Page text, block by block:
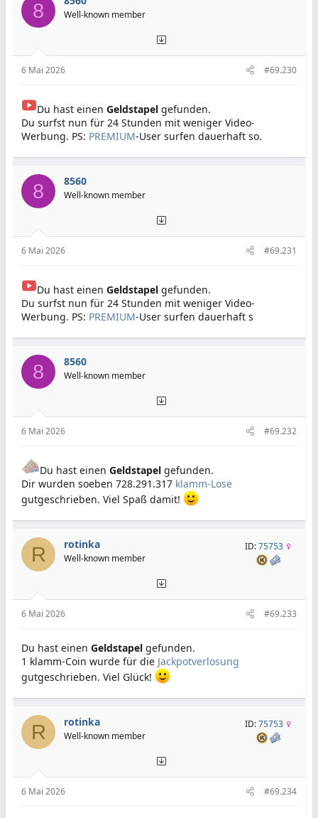
8 Well-known member
6 Mai 2026 #69.230
Du hast einen Geldstapel gefunden.
Du surfst nun für 24 Stunden mit weniger Video-
Werbung. PS: PREMIUM-User surfen dauerhaft so.
8 8560
Well-known member
6 Mai 2026 #69.231
Du hast einen Geldstapel gefunden.
Du surfst nun für 24 Stunden mit weniger Video-
Werbung. PS: PREMIUM-User surfen dauerhaft s
8 8560
Well-known member
6 Mai 2026 #69.232
Du hast einen Geldstapel gefunden.
Dir wurden soeben 728.291.317 klamm-Lose
gutgeschrieben. Viel Spaß damit!
R rotinka
Well-known member
ID:75753
6 Mai 2026 #69.233
Du hast einen Geldstapel gefunden.
1 klamm-Coin wurde für die Jackpotverlosung
gutgeschrieben. Viel Glück!
R rotinka
Well-known member
ID:75753
6 Mai 2026 #69.234